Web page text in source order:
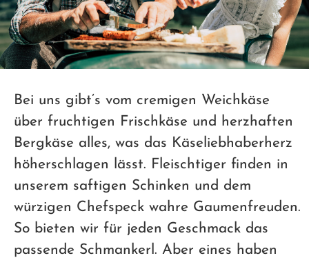
Bei uns gibt’s vom cremigen Weichkäse
über fruchtigen Frischkäse und herzhaften
Bergkäse alles, was das Käseliebhaberherz
höherschlagen lässt. Fleischtiger finden in
unserem saftigen Schinken und dem
würzigen Chefspeck wahre Gaumenfreuden.
So bieten wir für jeden Geschmack das
passende Schmankerl. Aber eines haben